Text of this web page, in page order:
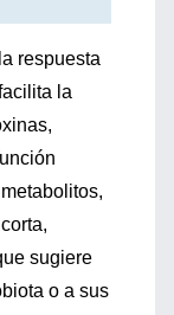
respuesta
la
sugiere
o a sus